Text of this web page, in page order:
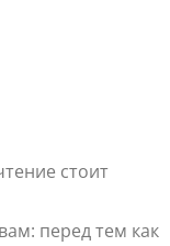
стоит
перед тем как